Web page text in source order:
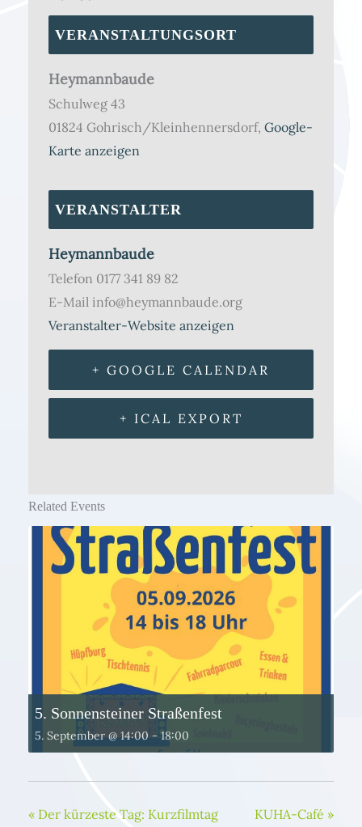
VERANSTALTUNGSORT
Heymannbaude
Schulweg 43
01824 Gohrisch/Kleinhennersdorf, Google-
Karte anzeigen
VERANSTALTER
Heymannbaude
Telefon 0177 341 89 82
E-Mail info@heymannbaude.org
Veranstalter-Website anzeigen
+ GOOGLE CALENDAR
+ ICAL EXPORT
Related Events
5. Sonnensteiner Straßenfest
5. September @ 14:00-18:00
« Der kürzeste Tag: Kurzfilmtag KUHA-Café »